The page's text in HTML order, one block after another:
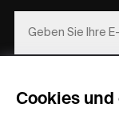
Cookies